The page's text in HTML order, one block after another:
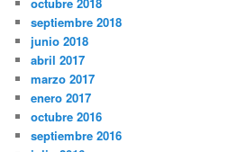
octubre 2018
septiembre 2018
junio 2018
abril 2017
marzo 2017
enero 2017
octubre 2016
septiembre 2016